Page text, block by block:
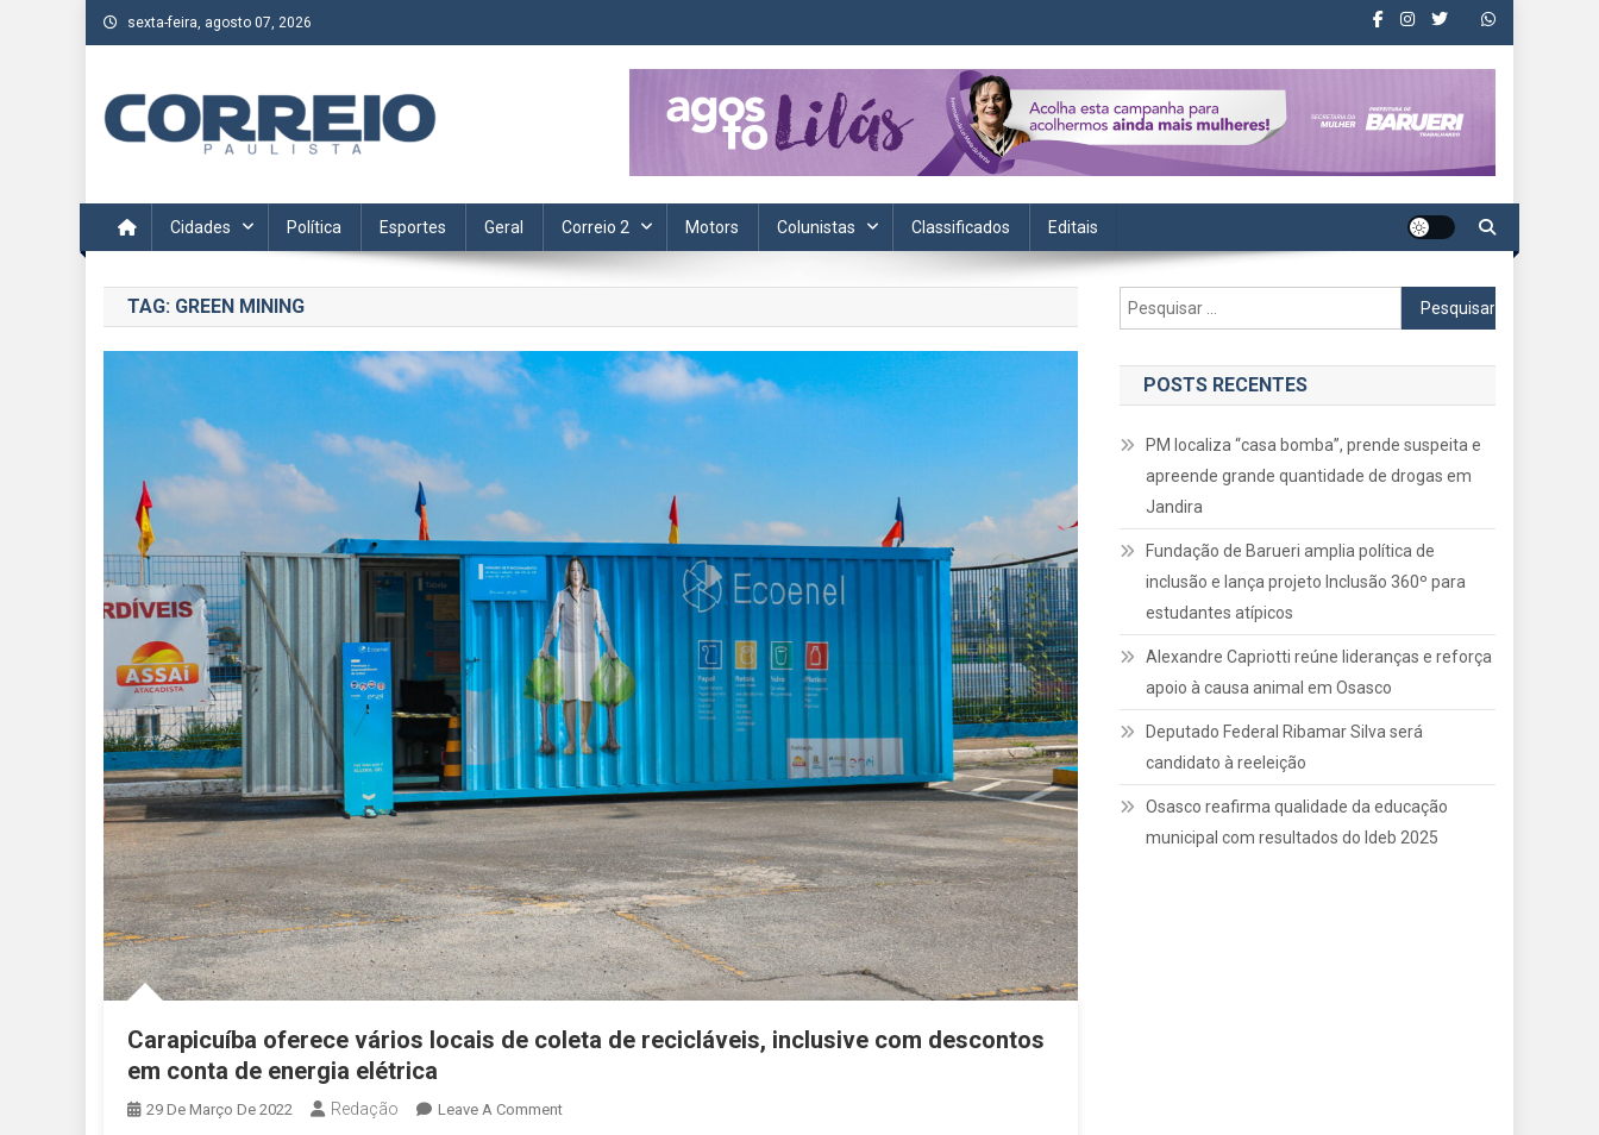
Skip
to
sexta-feira, agosto 07, 2026
Acompanhe as últimas notícias da região no Correio Paulista. Informação, política, saúde, economia, esportes e cotidiano.
Cidades Política Esportes Geral Correio 2 Motors Colunistas Classificados Editais
TAG: GREEN MINING
Carapicuíba oferece vários locais de coleta de recicláveis, inclusive com descontos
em conta de energia elétrica
29 De Março De 2022 Redação Leave A CommentOn
Pesquisar
por:
POSTS RECENTES
PM localiza “casa bomba”, prende suspeita e
apreende grande quantidade de drogas em
Jandira
Fundação de Barueri amplia política de
inclusão e lança projeto Inclusão 360º para
estudantes atípicos
Alexandre Capriotti reúne lideranças e reforça
apoio à causa animal em Osasco
Deputado Federal Ribamar Silva será
candidato à reeleição
Osasco reafirma qualidade da educação
municipal com resultados do Ideb 2025